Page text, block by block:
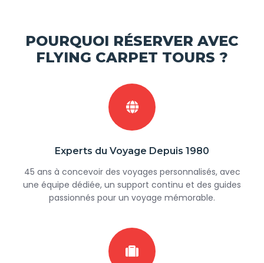
POURQUOI RÉSERVER AVEC
FLYING CARPET TOURS ?
Experts du Voyage Depuis 1980
45 ans à concevoir des voyages personnalisés, avec
une équipe dédiée, un support continu et des guides
passionnés pour un voyage mémorable.